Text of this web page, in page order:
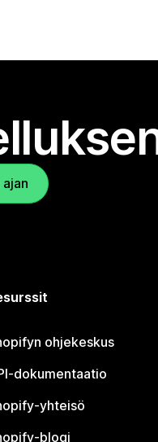
ohjekeskus
dokumentaatio
yhteisö
blogi